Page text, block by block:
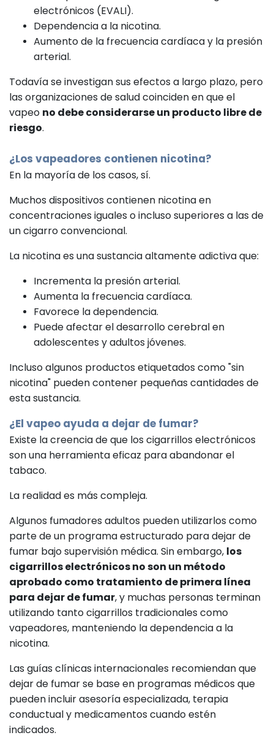
electrónicos (EVALI).
Dependencia a la nicotina.
Aumento de la frecuencia cardíaca y la presión
arterial.
Todavía se investigan sus efectos a largo plazo, pero
las organizaciones de salud coinciden en que el
vapeo no debe considerarse un producto libre de
riesgo.
¿Los vapeadores contienen nicotina?
En la mayoría de los casos, sí.
Muchos dispositivos contienen nicotina en
concentraciones iguales o incluso superiores a las de
un cigarro convencional.
La nicotina es una sustancia altamente adictiva que:
Incrementa la presión arterial.
Aumenta la frecuencia cardíaca.
Favorece la dependencia.
Puede afectar el desarrollo cerebral en
adolescentes y adultos jóvenes.
Incluso algunos productos etiquetados como "sin
nicotina" pueden contener pequeñas cantidades de
esta sustancia.
¿El vapeo ayuda a dejar de fumar?
Existe la creencia de que los cigarrillos electrónicos
son una herramienta eficaz para abandonar el
tabaco.
La realidad es más compleja.
Algunos fumadores adultos pueden utilizarlos como
parte de un programa estructurado para dejar de
fumar bajo supervisión médica. Sin embargo, los
cigarrillos electrónicos no son un método
aprobado como tratamiento de primera línea
para dejar de fumar, y muchas personas terminan
utilizando tanto cigarrillos tradicionales como
vapeadores, manteniendo la dependencia a la
nicotina.
Las guías clínicas internacionales recomiendan que
dejar de fumar se base en programas médicos que
pueden incluir asesoría especializada, terapia
conductual y medicamentos cuando estén
indicados.